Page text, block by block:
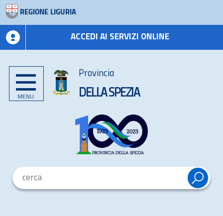
REGIONE LIGURIA
ACCEDI AI SERVIZI ONLINE
MENU
Provincia
DELLA SPEZIA